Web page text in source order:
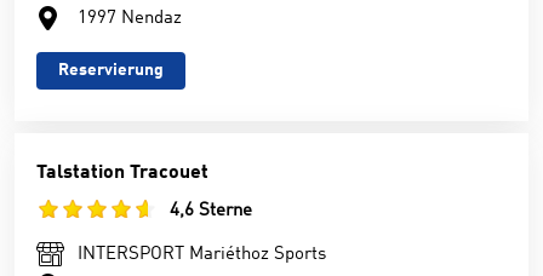
1997 Nendaz
Reservierung
Talstation Tracouet
4,6 Sterne
INTERSPORT Mariéthoz Sports